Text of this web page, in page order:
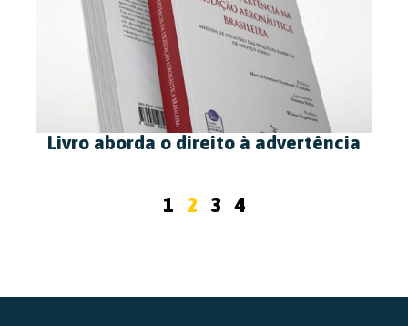
Livro aborda o direito à advertência
1 2 3 4